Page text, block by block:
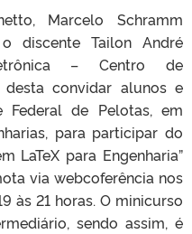
Marcelo Schramm
discente Tailon André
– Centro de
convidar alunos e
Federal de Pelotas, em
para participar do
LaTeX para Engenharia”
via webcoferência nos
às 21 horas. O minicurso
sendo assim, é